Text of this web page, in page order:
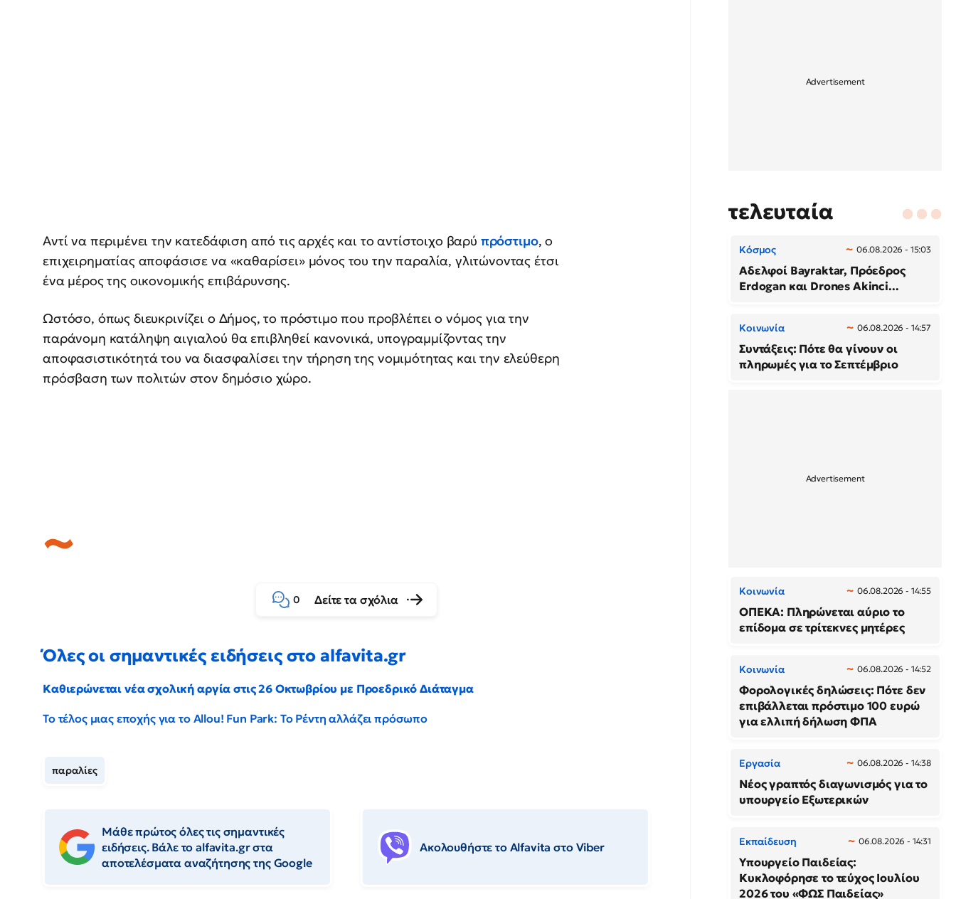
Αντί να περιμένει την κατεδάφιση από τις αρχές και το αντίστοιχο βαρύ πρόστιμο, ο
επιχειρηματίας αποφάσισε να «καθαρίσει» μόνος του την παραλία, γλιτώνοντας έτσι
ένα μέρος της οικονομικής επιβάρυνσης.
Ωστόσο, όπως διευκρινίζει ο Δήμος, το πρόστιμο που προβλέπει ο νόμος για την
παράνομη κατάληψη αιγιαλού θα επιβληθεί κανονικά, υπογραμμίζοντας την
αποφασιστικότητά του να διασφαλίσει την τήρηση της νομιμότητας και την ελεύθερη
πρόσβαση των πολιτών στον δημόσιο χώρο.
0 Δείτε τα σχόλια
Όλες οι σημαντικές ειδήσεις στο alfavita.gr
Καθιερώνεται νέα σχολική αργία στις 26 Οκτωβρίου με Προεδρικό Διάταγμα
Το τέλος μιας εποχής για το Allou! Fun Park: Το Ρέντη αλλάζει πρόσωπο
παραλίες
Μάθε πρώτος όλες τις σημαντικές
ειδήσεις. Βάλε το alfavita.gr στα
αποτελέσματα αναζήτησης της Google
Ακολουθήστε το Αlfavita στο Viber
τελευταία
Κόσμος 06.08.2026 - 15:03
Αδελφοί Bayraktar, Πρόεδρος
Erdogan και Drones Akinci...
Κοινωνία 06.08.2026 - 14:57
Συντάξεις: Πότε θα γίνουν οι
πληρωμές για το Σεπτέμβριο
Κοινωνία 06.08.2026 - 14:55
ΟΠΕΚΑ: Πληρώνεται αύριο το
επίδομα σε τρίτεκνες μητέρες
Κοινωνία 06.08.2026 - 14:52
Φορολογικές δηλώσεις: Πότε δεν
επιβάλλεται πρόστιμο 100 ευρώ
για ελλιπή δήλωση ΦΠΑ
Εργασία 06.08.2026 - 14:38
Νέος γραπτός διαγωνισμός για το
υπουργείο Εξωτερικών
Εκπαίδευση 06.08.2026 - 14:31
Υπουργείο Παιδείας:
Κυκλοφόρησε το τεύχος Ιουλίου
2026 του «ΦΩΣ Παιδείας»